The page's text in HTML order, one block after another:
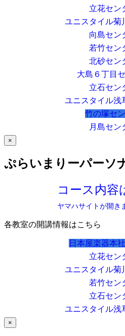
立花セン
ユニスタイル菊
向島セン
若竹セン
北砂セン
大島６丁目
立石セン
ユニスタイル浅
竹の塚セ
月島セン
×
ぷらいまりーパーソ
コース内容
ヤマハサイトが開き
各教室の開講情報はこちら
日本屋楽器本
立花セン
ユニスタイル菊
若竹セン
立石セン
ユニスタイル浅
×